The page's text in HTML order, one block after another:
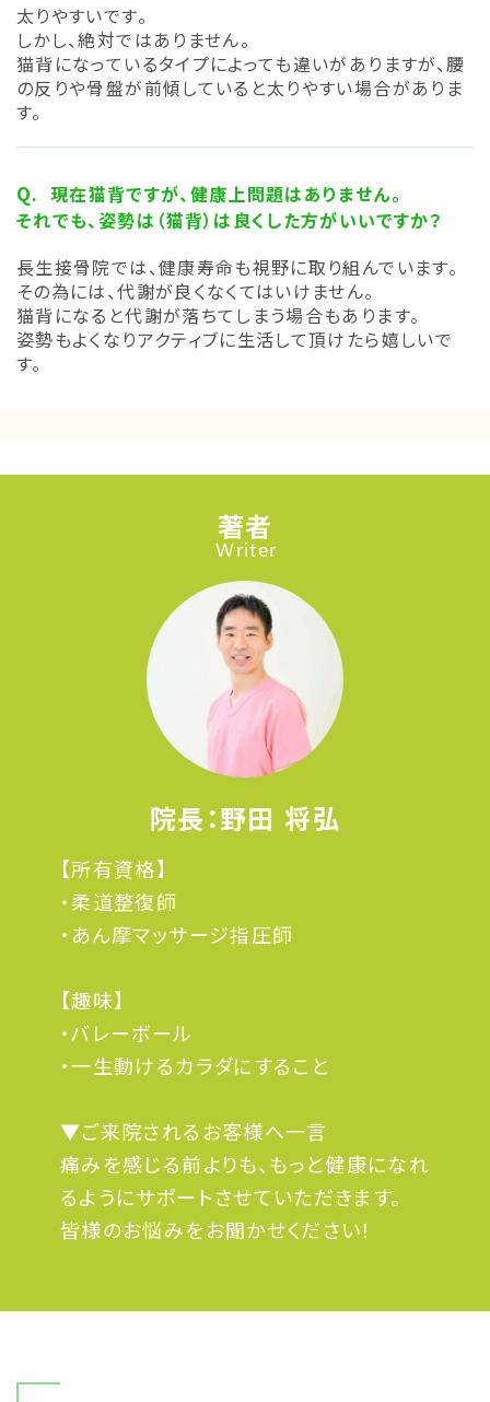
太りやすいです。
しかし、絶対ではありません。
猫背になっているタイプによっても違いがありますが、腰
の反りや骨盤が前傾していると太りやすい場合がありま
す。
現在猫背ですが、健康上問題はありません。
それでも、姿勢は（猫背）は良くした方がいいですか？
長生接骨院では、健康寿命も視野に取り組んでいます。
その為には、代謝が良くなくてはいけません。
猫背になると代謝が落ちてしまう場合もあります。
姿勢もよくなりアクティブに生活して頂けたら嬉しいで
す。
著者
Writer
院長：野田 将弘
【所有資格】
・柔道整復師
・あん摩マッサージ指圧師
【趣味】
・バレーボール
・一生動けるカラダにすること
▼ご来院されるお客様へ一言
痛みを感じる前よりも、もっと健康になれ
るようにサポートさせていただきます。
皆様のお悩みをお聞かせください！